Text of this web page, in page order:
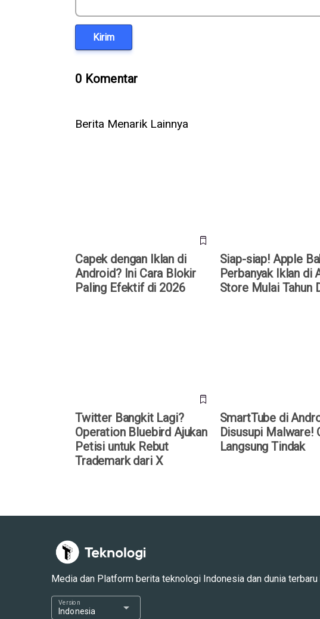
Kirim
0 Komentar
Berita Menarik Lainnya
Capek dengan Iklan di
Android? Ini Cara Blokir
Paling Efektif di 2026
Siap-siap! Apple
Perbanyak Iklan di
Store Mulai Tahun
Twitter Bangkit Lagi?
Operation Bluebird Ajukan
Petisi untuk Rebut
Trademark dari X
SmartTube di
Disusupi Malware!
Langsung Tindak
Media dan Platform berita teknologi Indonesia dan dunia
Indonesia
Version arrow_drop_down